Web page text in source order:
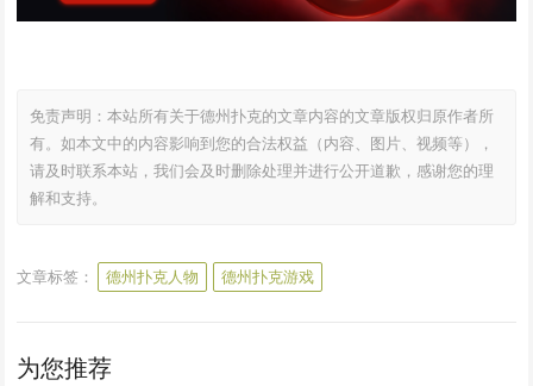
免责声明：本站所有关于德州扑克的文章内容的文章版权归原作者所
有。如本文中的内容影响到您的合法权益（内容、图片、视频等），
请及时联系本站，我们会及时删除处理并进行公开道歉，感谢您的理
解和支持。
文章标签： 德州扑克人物 德州扑克游戏
为您推荐